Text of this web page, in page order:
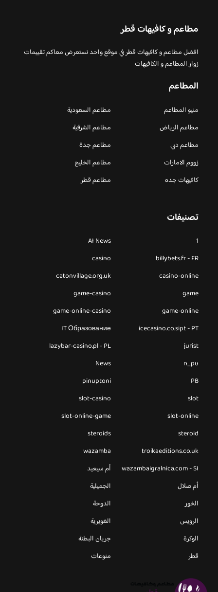
مطاعم و كافيهات قطر
افضل مطاعم و كافيهات قطر في موقع واحد نستعرض معاكم تقييمات
زوار المطاعم و الكافيهات
المطاعم
منيو المطاعم
مطاعم السعودية
مطاعم الرياض
مطاعم الشرقية
مطاعم دبي
مطاعم جدة
زووم الامارات
مطاعم الخليج
كافيهات جده
مطاعم قطر
تصنيفات
1
AI News
billybets.fr - FR
casino
casino-online
catonvillage.org.uk
game
game-casino
game-online
game-online-casino
icecasino.co.sipt - PT
IT Образование
jurist
lazybar-casino.pl - PL
n_pu
News
PB
pinuptoni
slot
slot-casino
slot-online
slot-online-game
steroid
steroids
troikaeditions.co.uk
wazamba
wazambaigralnica.com - SI
أم سيعيد
أم صلال
الجميلية
الخور
الدوحة
الرويس
الغويرية
الوكرة
جريان البطنة
قطر
منوعات